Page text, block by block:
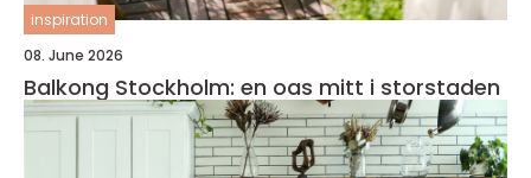
inspiration
08. June 2026
Balkong Stockholm: en oas mitt i storstaden